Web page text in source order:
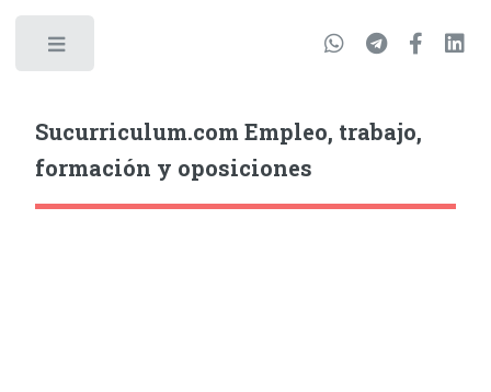
Sucurriculum.com Empleo, trabajo,
formación y oposiciones